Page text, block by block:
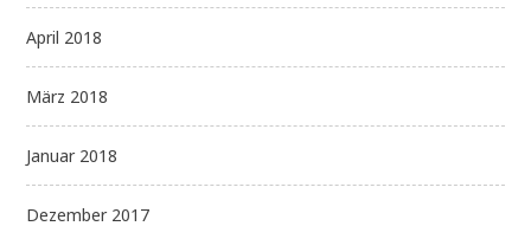
April 2018
März 2018
Januar 2018
Dezember 2017